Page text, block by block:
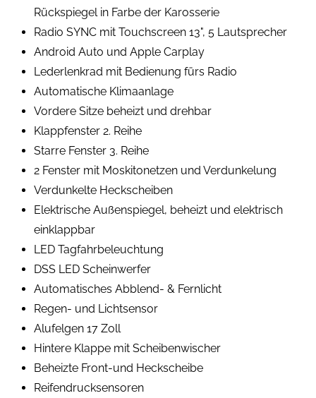
Rückspiegel in Farbe der Karosserie
Radio SYNC mit Touchscreen 13", 5 Lautsprecher
Android Auto und Apple Carplay
Lederlenkrad mit Bedienung fürs Radio
Automatische Klimaanlage
Vordere Sitze beheizt und drehbar
Klappfenster 2. Reihe
Starre Fenster 3. Reihe
2 Fenster mit Moskitonetzen und Verdunkelung
Verdunkelte Heckscheiben
Elektrische Außenspiegel, beheizt und elektrisch
einklappbar
LED Tagfahrbeleuchtung
DSS LED Scheinwerfer
Automatisches Abblend- & Fernlicht
Regen- und Lichtsensor
Alufelgen 17 Zoll
Hintere Klappe mit Scheibenwischer
Beheizte Front-und Heckscheibe
Reifendrucksensoren